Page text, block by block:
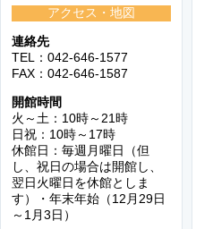
アクセス・地図
連絡先
TEL：042-646-1577
FAX：042-646-1587
開館時間
火～土：10時～21時
日祝：10時～17時
休館日：毎週月曜日（但
し、祝日の場合は開館し、
翌日火曜日を休館としま
す）・年末年始（12月29日
～1月3日）